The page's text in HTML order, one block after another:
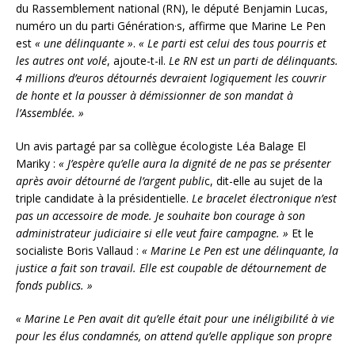
du Rassemblement national (RN), le député Benjamin Lucas,
numéro un du parti Génération·s, affirme que Marine Le Pen
est « une délinquante ». « Le parti est celui des tous pourris et
les autres ont volé, ajoute-t-il. Le RN est un parti de délinquants.
4 millions d’euros détournés devraient logiquement les couvrir
de honte et la pousser à démissionner de son mandat à
l’Assemblée. »
Un avis partagé par sa collègue écologiste Léa Balage El
Mariky : « J’espère qu’elle aura la dignité de ne pas se présenter
après avoir détourné de l’argent public, dit-elle au sujet de la
triple candidate à la présidentielle. Le bracelet électronique n’est
pas un accessoire de mode. Je souhaite bon courage à son
administrateur judiciaire si elle veut faire campagne. » Et le
socialiste Boris Vallaud : « Marine Le Pen est une délinquante, la
justice a fait son travail. Elle est coupable de détournement de
fonds publics. »
« Marine Le Pen avait dit qu’elle était pour une inéligibilité à vie
pour les élus condamnés, on attend qu’elle applique son propre